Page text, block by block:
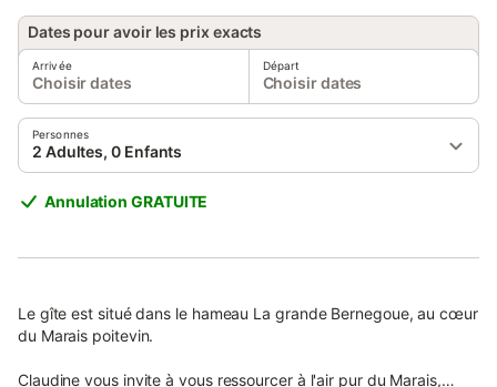
Dates pour avoir les prix exacts
Arrivée
Choisir dates
Départ
Choisir dates
Personnes
2 Adultes, 0 Enfants
Annulation GRATUITE
Le gîte est situé dans le hameau La grande Bernegoue, au cœur
du Marais poitevin.
Claudine vous invite à vous ressourcer à l'air pur du Marais,